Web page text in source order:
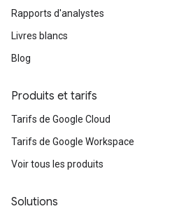
Rapports d'analystes
Livres blancs
Blog
Produits et tarifs
Tarifs de Google Cloud
Tarifs de Google Workspace
Voir tous les produits
Solutions